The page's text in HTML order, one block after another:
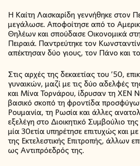
Η Καίτη Λασκαρίδη γεννήθηκε στον
μεγάλωσε. Αποφοίτησε από το
Θηλέων και σπούδασε Οικονομικά
Πειραιά. Παντρεύτηκε τον
απέκτησαν δύο γιους, τον Πάνο και
Στις αρχές της δεκαετίας του ’50,
γυναικών, μαζί με τις δύο αδελφές
και Μίνα Τορνάρου, ίδρυσαν τη ΧΕΝ
βασικό σκοπό τη φροντίδα
Ρουμανία, τη Ρωσία και άλλες
εξελέγη στο Διοικητικό Συμβούλιο
μία 30ετία υπηρέτησε επιτυχώς και
της Εκτελεστικής Επιτροπής, άλλων
ως Αντιπρόεδρός της.